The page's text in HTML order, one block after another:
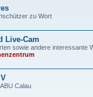
zu Wort
Live-Cam
sowie andere interessante
Calau